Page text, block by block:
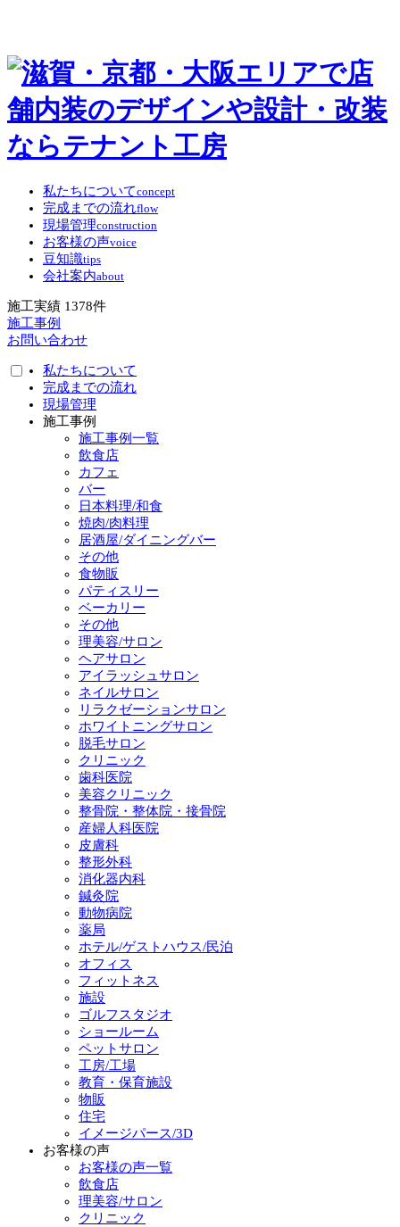
私たちについてconcept
完成までの流れflow
現場管理construction
お客様の声voice
豆知識tips
会社案内about
施工実績 1378件
施工事例
お問い合わせ
私たちについて
完成までの流れ
現場管理
施工事例
施工事例一覧
飲食店
カフェ
バー
日本料理/和食
焼肉/肉料理
居酒屋/ダイニングバー
その他
食物販
パティスリー
ベーカリー
その他
理美容/サロン
ヘアサロン
アイラッシュサロン
ネイルサロン
リラクゼーションサロン
ホワイトニングサロン
脱毛サロン
クリニック
歯科医院
美容クリニック
整骨院・整体院・接骨院
産婦人科医院
皮膚科
整形外科
消化器内科
鍼灸院
動物病院
薬局
ホテル/ゲストハウス/民泊
オフィス
フィットネス
施設
ゴルフスタジオ
ショールーム
ペットサロン
工房/工場
教育・保育施設
物販
住宅
イメージパース/3D
お客様の声
お客様の声一覧
飲食店
理美容/サロン
クリニック